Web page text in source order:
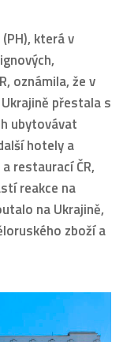
která v
oznámila, že v
přestala s
ubytovávat
hotely a
restaurací ČR,
reakce na
na Ukrajině,
zboží a